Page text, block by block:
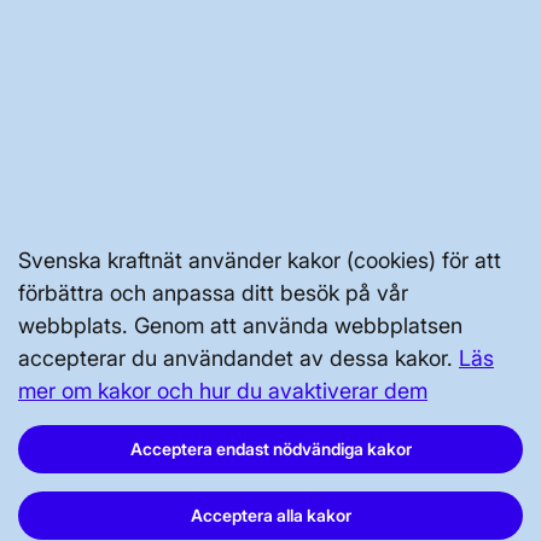
Svenska kraftnät använder kakor (cookies) för att
förbättra och anpassa ditt besök på vår
webbplats. Genom att använda webbplatsen
accepterar du användandet av dessa kakor. Läs
mer om kakor och hur du avaktiverar dem
Acceptera endast nödvändiga kakor
Acceptera alla kakor
OM WEBBPLATSEN
GENVÄGAR
Kontakta oss
Press och nyheter